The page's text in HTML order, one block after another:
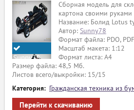
Sunny78
Сборная модель для
картона своими руками
Название: Болид Lotus
Автор: Sunny78
Формат файла: PDO, PDF
Масштаб макета: 1:12
Формат листа: А4
Размер файла: 48,5 Мб.
Листов всего/выкройки: 15/15
Категория: Гражданская техника из
Перейти к скачиванию